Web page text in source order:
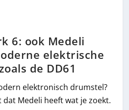
6: ook Medeli
elektrische
de DD61
elektronisch drumstel?
dat Medeli heeft wat je zoekt.